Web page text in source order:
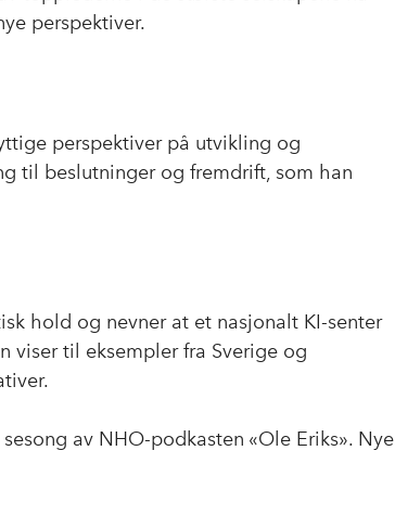
perspektiver.
perspektiver på utvikling og
til beslutninger og fremdrift, som han
hold og nevner at et nasjonalt KI-senter
viser til eksempler fra Sverige og
av NHO-podkasten «Ole Eriks». Nye